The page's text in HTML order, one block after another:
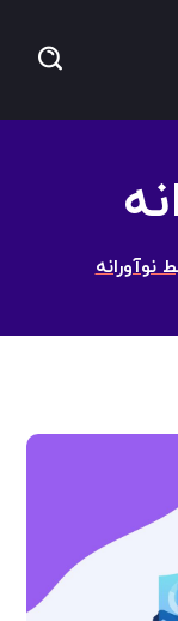
نوآورانه